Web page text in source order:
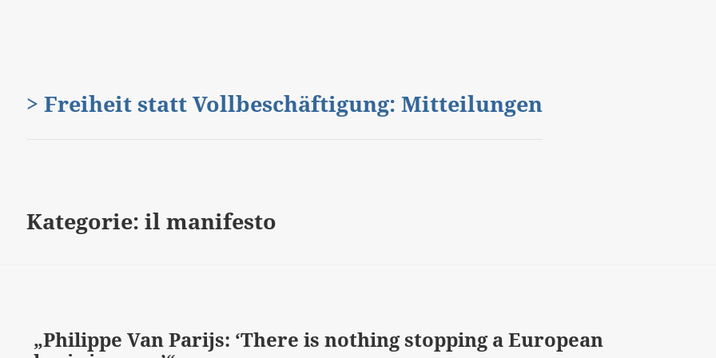
> Freiheit statt Vollbeschäftigung: Mitteilungen
Kategorie:il manifesto
„Philippe Van Parijs: ‘There is nothing stopping a European